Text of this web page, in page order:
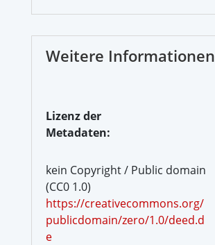
Weitere Informationen
Lizenz der
Metadaten:
kein Copyright / Public domain
(CC0 1.0)
https://creativecommons.org/
publicdomain/zero/1.0/deed.d
e